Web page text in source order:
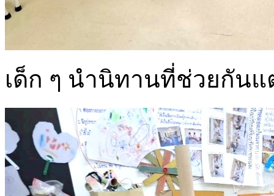
เด็ก ๆ นำนิทานที่ช่วยกันแ